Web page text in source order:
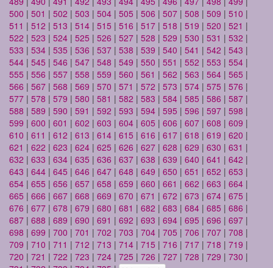
500 | 501 | 502 | 503 | 504 | 505 | 506 | 507 | 508 | 509 | 510 |
511 | 512 | 513 | 514 | 515 | 516 | 517 | 518 | 519 | 520 | 521 |
522 | 523 | 524 | 525 | 526 | 527 | 528 | 529 | 530 | 531 | 532 |
533 | 534 | 535 | 536 | 537 | 538 | 539 | 540 | 541 | 542 | 543 |
544 | 545 | 546 | 547 | 548 | 549 | 550 | 551 | 552 | 553 | 554 |
555 | 556 | 557 | 558 | 559 | 560 | 561 | 562 | 563 | 564 | 565 |
566 | 567 | 568 | 569 | 570 | 571 | 572 | 573 | 574 | 575 | 576 |
577 | 578 | 579 | 580 | 581 | 582 | 583 | 584 | 585 | 586 | 587 |
588 | 589 | 590 | 591 | 592 | 593 | 594 | 595 | 596 | 597 | 598 |
599 | 600 | 601 | 602 | 603 | 604 | 605 | 606 | 607 | 608 | 609 |
610 | 611 | 612 | 613 | 614 | 615 | 616 | 617 | 618 | 619 | 620 |
621 | 622 | 623 | 624 | 625 | 626 | 627 | 628 | 629 | 630 | 631 |
632 | 633 | 634 | 635 | 636 | 637 | 638 | 639 | 640 | 641 | 642 |
643 | 644 | 645 | 646 | 647 | 648 | 649 | 650 | 651 | 652 | 653 |
654 | 655 | 656 | 657 | 658 | 659 | 660 | 661 | 662 | 663 | 664 |
665 | 666 | 667 | 668 | 669 | 670 | 671 | 672 | 673 | 674 | 675 |
676 | 677 | 678 | 679 | 680 | 681 | 682 | 683 | 684 | 685 | 686 |
687 | 688 | 689 | 690 | 691 | 692 | 693 | 694 | 695 | 696 | 697 |
698 | 699 | 700 | 701 | 702 | 703 | 704 | 705 | 706 | 707 | 708 |
709 | 710 | 711 | 712 | 713 | 714 | 715 | 716 | 717 | 718 | 719 |
720 | 721 | 722 | 723 | 724 | 725 | 726 | 727 | 728 | 729 | 730 |